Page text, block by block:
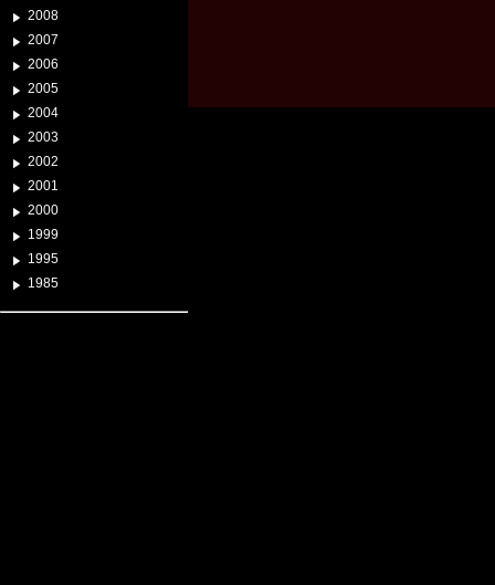
2008
2007
2006
2005
2004
2003
2002
2001
2000
1999
1995
1985